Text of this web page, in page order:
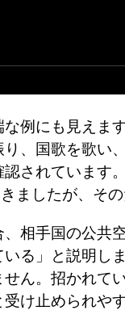
例にも見えま
、国歌を歌い
されていま
ましたが、そ
相手国の公共
る」と説明し
ん。招かれ
け止められや